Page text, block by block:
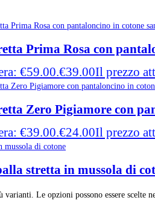
Prima Rosa con
€59.00.€39.00Il prezzo
Zero Pigiamore con
€39.00.€24.00Il prezzo
stretta in mussola di
varianti. Le opzioni possono essere scelte